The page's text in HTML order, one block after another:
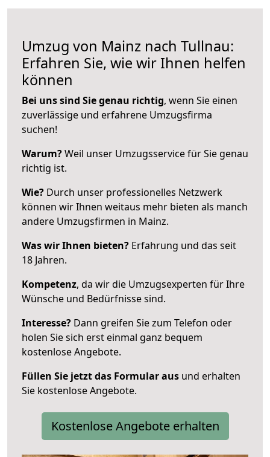
Umzug von Mainz nach Tullnau:
Erfahren Sie, wie wir Ihnen helfen
können
Bei uns sind Sie genau richtig, wenn Sie einen
zuverlässige und erfahrene Umzugsfirma
suchen!
Warum?Weil unser Umzugsservice für Sie genau
richtig ist.
Wie? Durch unser professionelles Netzwerk
können wir Ihnen weitaus mehr bieten als manch
andere Umzugsfirmen in Mainz.
Was wir Ihnen bieten? Erfahrung und das seit
18 Jahren.
Kompetenz, da wir die Umzugsexperten für Ihre
Wünsche und Bedürfnisse sind.
Interesse? Dann greifen Sie zum Telefon oder
holen Sie sich erst einmal ganz bequem
kostenlose Angebote.
Füllen Sie jetzt das Formular aus und erhalten
Sie kostenlose Angebote.
Kostenlose Angebote erhalten